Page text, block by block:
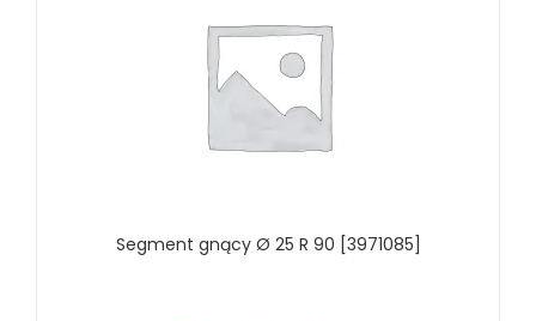
WYPOSAŻENIE GIĘTAREK
WYPOSAŻENIE GWINCIAREK
WYPOSAŻENIE ODCIĄGÓW MASZYN DO METALU
WYPOSAŻENIE PIŁ TARCZOWYCH DO METALU
WYPOSAŻENIE SPĘCZAREK
Segment gnący Ø 25 R 90 [3971085]